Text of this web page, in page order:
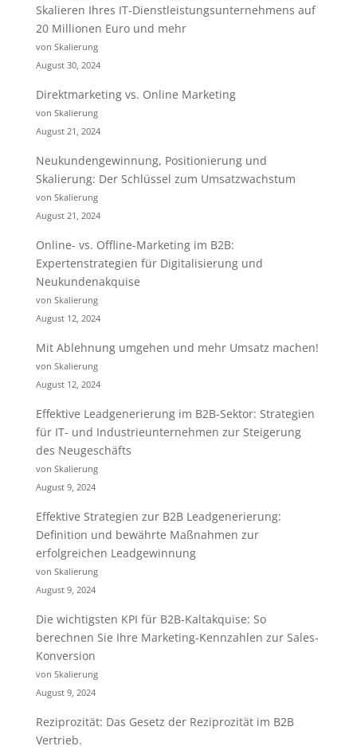
Skalieren Ihres IT-Dienstleistungsunternehmens auf
20 Millionen Euro und mehr
von Skalierung
August 30, 2024
Direktmarketing vs. Online Marketing
von Skalierung
August 21, 2024
Neukundengewinnung, Positionierung und
Skalierung: Der Schlüssel zum Umsatzwachstum
von Skalierung
August 21, 2024
Online- vs. Offline-Marketing im B2B:
Expertenstrategien für Digitalisierung und
Neukundenakquise
von Skalierung
August 12, 2024
Mit Ablehnung umgehen und mehr Umsatz machen!
von Skalierung
August 12, 2024
Effektive Leadgenerierung im B2B-Sektor: Strategien
für IT- und Industrieunternehmen zur Steigerung
des Neugeschäfts
von Skalierung
August 9, 2024
Effektive Strategien zur B2B Leadgenerierung:
Definition und bewährte Maßnahmen zur
erfolgreichen Leadgewinnung
von Skalierung
August 9, 2024
Die wichtigsten KPI für B2B-Kaltakquise: So
berechnen Sie Ihre Marketing-Kennzahlen zur Sales-
Konversion
von Skalierung
August 9, 2024
Reziprozität: Das Gesetz der Reziprozität im B2B
Vertrieb.